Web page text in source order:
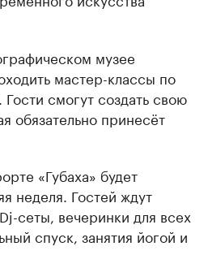
музее
мастер-классы по
смогут создать свою
обязательно принесёт
«Губаха» будет
неделя. Гостей ждут
сеты, вечеринки для всех
спуск, занятия йогой и